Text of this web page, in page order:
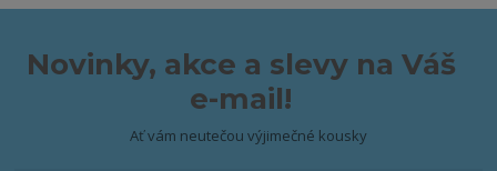
Novinky, akce a slevy na Váš
e-mail!
Ať vám neutečou výjimečné kousky